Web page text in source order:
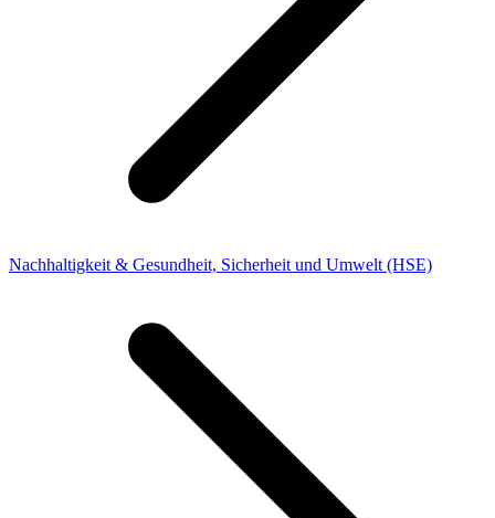
Nachhaltigkeit & Gesundheit, Sicherheit und Umwelt (HSE)